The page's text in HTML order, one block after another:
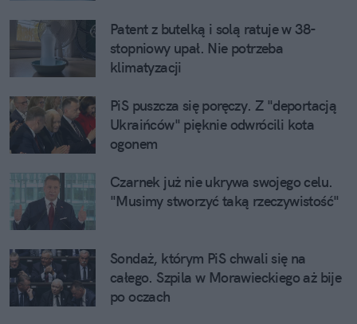
Patent z butelką i solą ratuje w 38-
stopniowy upał. Nie potrzeba
klimatyzacji
PiS puszcza się poręczy. Z "deportacją
Ukraińców" pięknie odwrócili kota
ogonem
Czarnek już nie ukrywa swojego celu.
"Musimy stworzyć taką rzeczywistość"
Sondaż, którym PiS chwali się na
całego. Szpila w Morawieckiego aż bije
po oczach